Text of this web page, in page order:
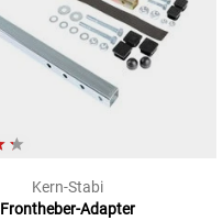
Kern-Stabi
Frontheber-Adapter